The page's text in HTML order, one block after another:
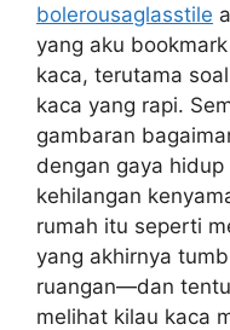
bolerousaglasstile
yang aku
kaca, terutama
kaca yang rapi.
gambaran
dengan gaya
kehilangan
rumah itu seperti
yang akhirnya
ruangan—dan
melihat kilau kaca